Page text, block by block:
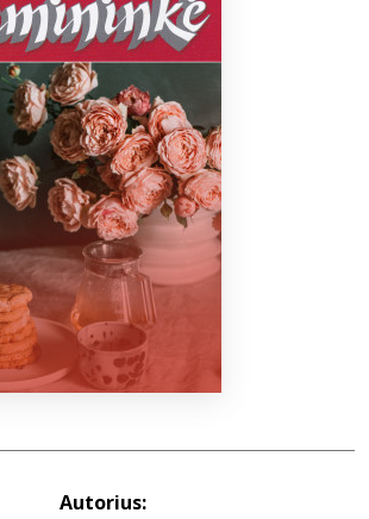
+370 667 80 541
info@elvislab.lt
Autorius: